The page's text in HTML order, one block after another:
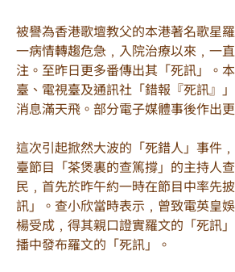
被譽為香港歌壇教父的本港著名歌星
一病情轉趨危急﹐入院治療以來﹐一
注。至昨日更多番傳出其「死訊」。
臺、電視臺及通訊社「錯報『死訊』
消息滿天飛。部分電子媒體事後作出
這次引起掀然大波的「死錯人」事件
臺節目「茶煲裏的查篤撐」的主持人
民﹐首先於昨午約一時在節目中率先
訊」。查小欣當時表示﹐曾致電英皇
楊受成﹐得其親口證實羅文的「死訊
播中發布羅文的「死訊」。